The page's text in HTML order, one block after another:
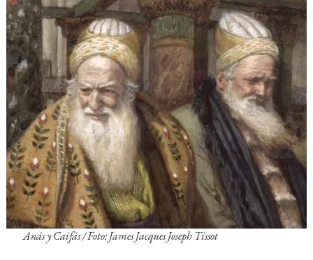
Anás y Caifás / Foto: James Jacques Joseph Tissot